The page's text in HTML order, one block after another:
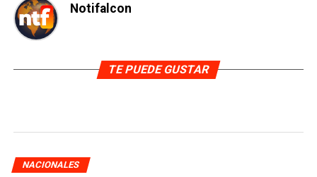
Notifalcon
TE PUEDE GUSTAR
NACIONALES